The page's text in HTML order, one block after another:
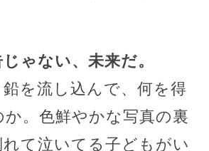
ゃない、未来だ。
を流し込んで、何を得
。色鮮やかな写真の裏
て泣いてる子どもがい